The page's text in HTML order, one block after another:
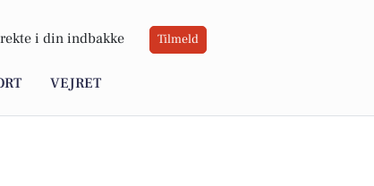
i din indbakke Tilmeld
VEJRET